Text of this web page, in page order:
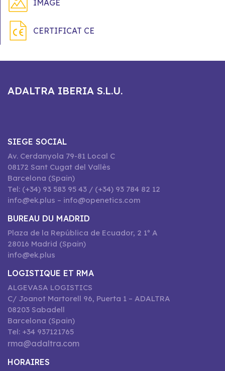
IMAGE
CERTIFICAT CE
ADALTRA IBERIA S.L.U.
SIEGE SOCIAL
Av. Cerdanyola 79-81 Local C
08172 Sant Cugat del Vallès
Barcelona (Spain)
Tel: (+34) 93 583 95 43 / (+34) 93 784 82 12
info@ek.plus – info@openetics.com
BUREAU DU MADRID
Plaza de la República de Ecuador, 2 1º A
28016 Madrid (Spain)
info@ek.plus
LOGISTIQUE ET RMA
ALGEVASA LOGISTICS
C/ Joanot Martorell 96, Puerta 1 – ADALTRA
08203 Sabadell
Barcelona (Spain)
Tel: +34 937121765
rma@adaltra.com
HORAIRES